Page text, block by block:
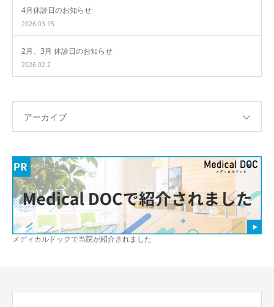
4月休診日のお知らせ
2026.03.15
2月、3月 休診日のお知らせ
2026.02.2
アーカイブ
メディカルドックで当院が紹介されました